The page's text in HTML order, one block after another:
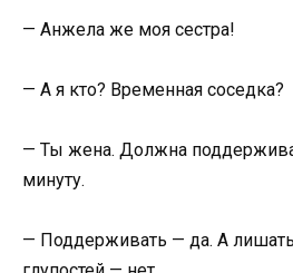
— Анжела же моя сестра!
— А я кто? Временная соседка?
— Ты жена. Должна
минуту.
— Поддерживать — да. А